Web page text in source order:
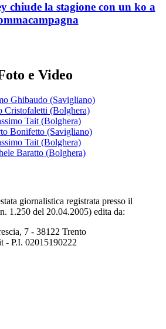
chiude la stagione con un ko a
e Video
Ghibaudo (Savigliano)
Cristofaletti (Bolghera)
Tait (Bolghera)
Bonifetto (Savigliano)
Tait (Bolghera)
Baratto (Bolghera)
giornalistica registrata presso il
1.250 del 20.04.2005) edita da:
7 - 38122 Trento
- P.I. 02015190222